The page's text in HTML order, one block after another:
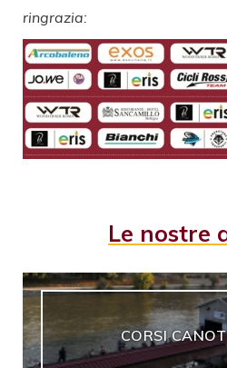
ringrazia:
Le nostre
CORSI